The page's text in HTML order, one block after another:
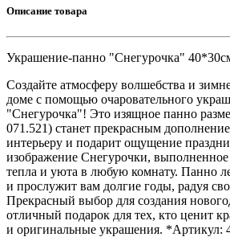
Описание товара
Украшение-панно "Снегурочка"
Создайте атмосферу волшебства и
доме с помощью очаровательного
"Снегурочка"! Это изящное панно
071.521) станет прекрасным
интерьеру и подарит ощущение
изображение Снегурочки,
тепла и уюта в любую комнату. Панно
и прослужит вам долгие годы, радуя
Прекрасный выбор для создания
отличный подарок для тех, кто ценит
и оригинальные украшения. *Артикул: